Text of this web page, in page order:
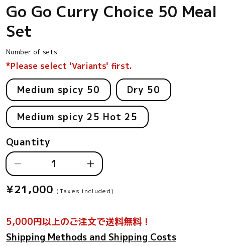
Go Go Curry Choice 50 Meal
Set
Number of sets
*Please select 'Variants' first.
Medium spicy 50 Dry 50
Medium spicy 25 Hot 25
Quantity
Decrease
quantity
for
Curry
Choice
50
Increase
quantity
for
Curry
Choice
50
Regular
¥21,000 (Taxes included)
5,000円以上のご注文で送料無料！
Shipping Methods and Shipping Costs